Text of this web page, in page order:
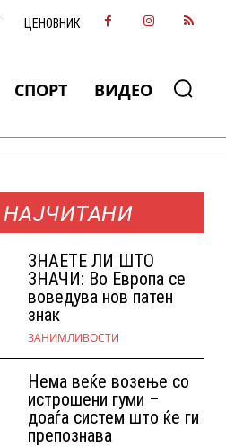
ЦЕНОВНИК
СПОРТ ВИДЕО
НАЈЧИТАНИ
ЗНАEТЕ ЛИ ШТО
ЗНАЧИ: Во Европа се
воведува нов патен
знак
ЗАНИМЛИВОСТИ
Нема веќе возење со
истрошени гуми –
доаѓа систем што ќе ги
препознава